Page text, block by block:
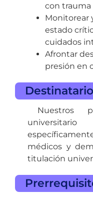
con trauma
Monitorear
estado
cuidados
Afrontar
presión en
Nuestros
médicos y
titulación